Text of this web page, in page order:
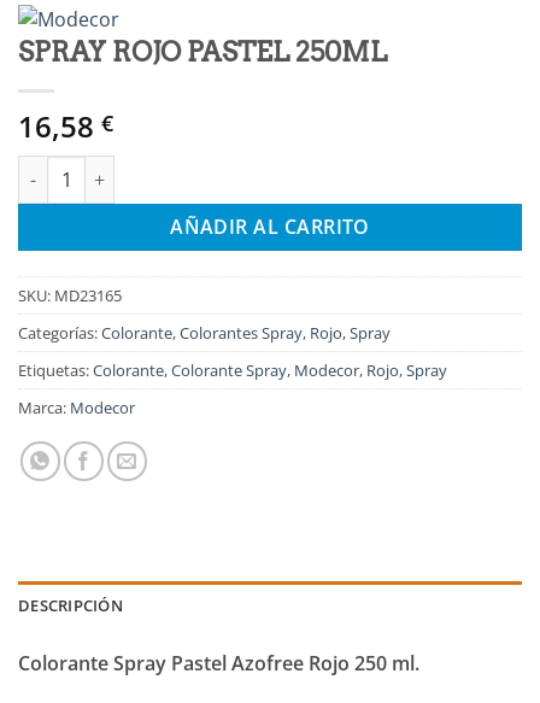
SPRAY ROJO PASTEL 250ML
16,58 €
SPRAY ROJO PASTEL 250ML cantidad
AÑADIR AL CARRITO
SKU: MD23165
Categorías:Colorante,Colorantes Spray, Rojo,Spray
Etiquetas:Colorante,Colorante Spray, Modecor, Rojo,Spray
Marca: Modecor
DESCRIPCIÓN
Colorante Spray Pastel Azofree Rojo 250 ml.